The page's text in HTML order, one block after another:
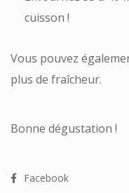
cuisson !
Vous pouvez
plus de fraîcheur.
Bonne dégustation !
Facebook